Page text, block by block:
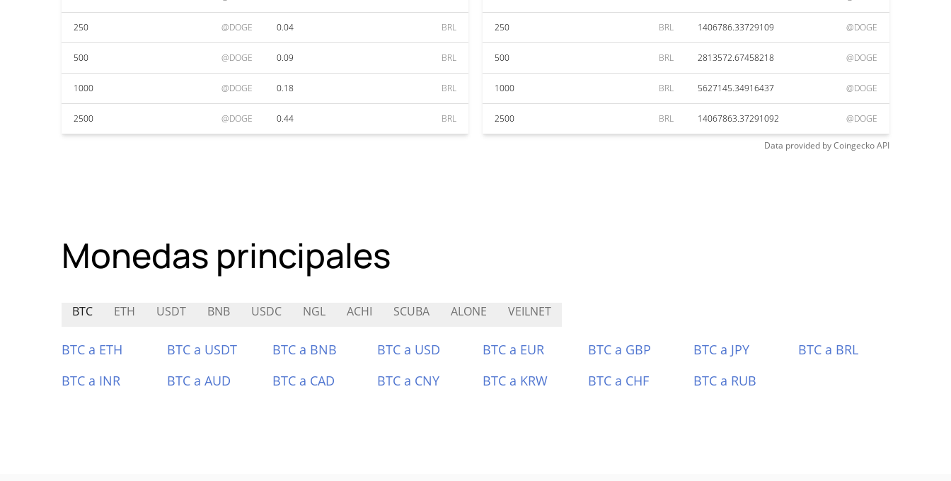
250 @DOGE 0.04 BRL
500 @DOGE 0.09 BRL
1000 @DOGE 0.18 BRL
2500 @DOGE 0.44 BRL
250 BRL 1406786.33729109 @DOGE
500 BRL 2813572.67458218 @DOGE
1000 BRL 5627145.34916437 @DOGE
2500 BRL 14067863.37291092 @DOGE
Data provided byCoingeckoAPI
Monedas principales
BTC ETH USDT BNB USDC NGL ACHI SCUBA ALONE VEILNET
BTC a ETH BTC a USDT BTC a BNB BTC a USD BTC a EUR BTC a GBP BTC a JPY
BTC a BRL
BTC a INR
BTC a AUD BTC a CAD BTC a CNY BTC a KRW BTC a CHF BTC a RUB